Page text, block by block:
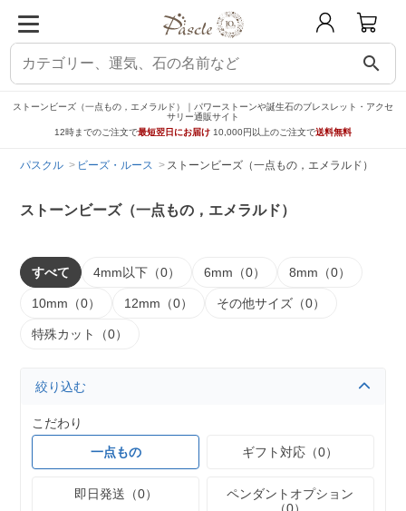
search
ストーンビーズ（一点もの，エメラルド）｜パワーストーンや誕生石のブレスレット・アクセ
サリー通販サイト
12時までのご注文で最短翌日にお届け 10,000円以上のご注文で送料無料
パスクル ビーズ・ルース ストーンビーズ（一点もの，エメラルド）
ストーンビーズ（一点もの，エメラルド）
すべて 4mm以下（0） 6mm（0） 8mm（0）
10mm（0） 12mm（0） その他サイズ（0）
特殊カット（0）
絞り込む
こだわり
一点もの
ギフト対応（0）
即日発送（0）
ペンダントオプション